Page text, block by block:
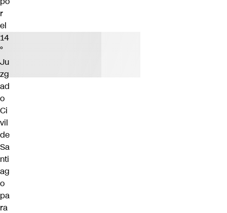
r
el
14
°
Ju
zg
ad
o
Ci
vil
de
Sa
nti
ag
o
pa
ra